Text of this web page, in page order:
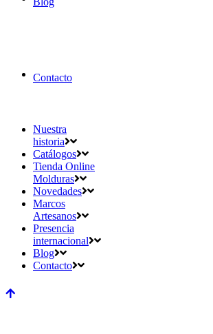
Contacto
Nuestra
historia
Catálogos
Tienda Online
Molduras
Novedades
Marcos
Artesanos
Presencia
internacional
Blog
Contacto